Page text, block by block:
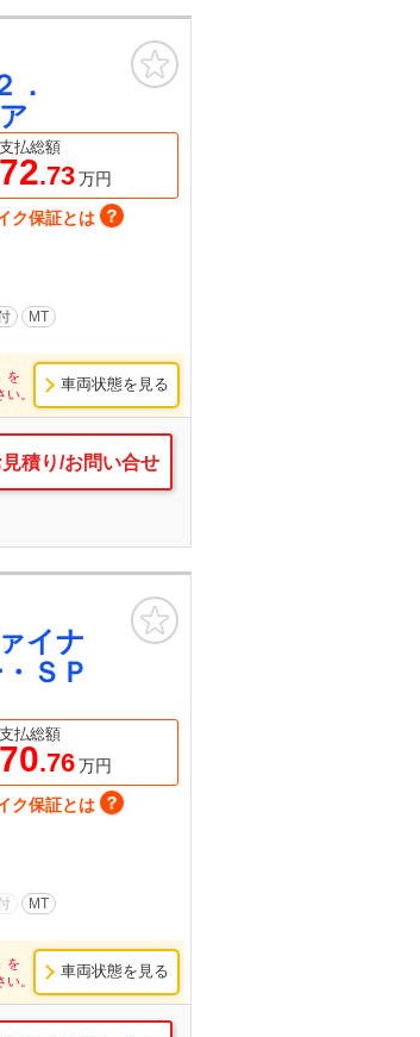
MT
支払総額
72.73万円
ク保証とは
を
。
車両状態を見る
積り/お問い合せ
イナ
ＳＰ
MT
支払総額
70.76万円
ク保証とは
を
。
車両状態を見る